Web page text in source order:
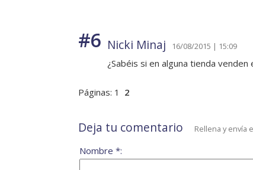
#6 Nicki Minaj 16/08/2015 | 15:09
¿Sabéis si en alguna tienda
Páginas: 1 2
Deja tu comentario Rellena y envía
Nombre *: